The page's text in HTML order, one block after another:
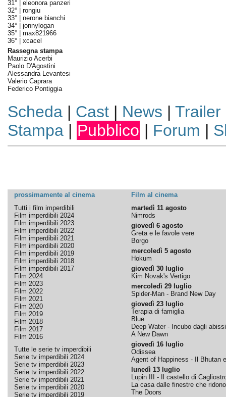
31° | eleonora panzeri
32° | rongiu
33° | nerone bianchi
34° | jonnylogan
35° | max821966
36° | xcacel
Rassegna stampa
Maurizio Acerbi
Paolo D'Agostini
Alessandra Levantesi
Valerio Caprara
Federico Pontiggia
Scheda| Cast| News | Trailer
Stampa| Pubblico | Forum |
prossimamente al cinema
Film al cinema
Tutti i film imperdibili
Film imperdibili 2024
Film imperdibili 2023
Film imperdibili 2022
Film imperdibili 2021
Film imperdibili 2020
Film imperdibili 2019
Film imperdibili 2018
Film imperdibili 2017
Film 2024
Film 2023
Film 2022
Film 2021
Film 2020
Film 2019
Film 2018
Film 2017
Film 2016
Tutte le serie tv imperdibili
Serie tv imperdibili 2024
Serie tv imperdibili 2023
Serie tv imperdibili 2022
Serie tv imperdibili 2021
Serie tv imperdibili 2020
Serie tv imperdibili 2019
martedì 11 agosto
Nimrods
giovedì 6 agosto
Greta e le favole vere
Borgo
mercoledì 5 agosto
Hokum
giovedì 30 luglio
Kim Novak's Vertigo
mercoledì 29 luglio
Spider-Man - Brand New Day
giovedì 23 luglio
Terapia di famiglia
Blue
Deep Water - Incubo dagli abissi
A New Dawn
giovedì 16 luglio
Odissea
Agent of Happiness - Il Bhutan
lunedì 13 luglio
Lupin III - Il castello di
La casa dalle finestre che ridono
The Doors